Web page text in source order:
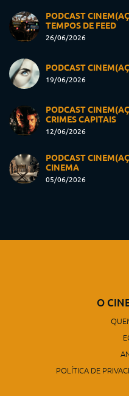
PODCAST
TEMPOS DE FEED
26/06/2026
PODCAST
19/06/2026
PODCAST
CRIMES CAPITAIS
12/06/2026
PODCAST
CINEMA
05/06/2026
O
POLÍTICA DE